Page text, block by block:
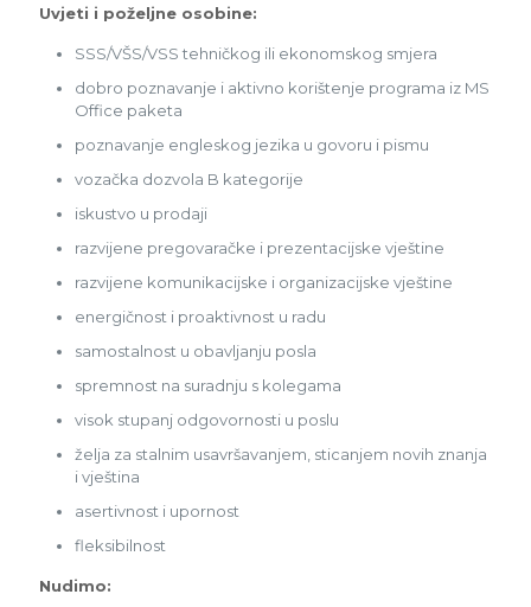
Uvjeti i poželjne osobine:
SSS/VŠS/VSS tehničkog ili ekonomskog smjera
dobro poznavanje i aktivno korištenje programa iz MS
Office paketa
poznavanje engleskog jezika u govoru i pismu
vozačka dozvola B kategorije
iskustvo u prodaji
razvijene pregovaračke i prezentacijske vještine
razvijene komunikacijske i organizacijske vještine
energičnost i proaktivnost u radu
samostalnost u obavljanju posla
spremnost na suradnju s kolegama
visok stupanj odgovornosti u poslu
želja za stalnim usavršavanjem, sticanjem novih znanja
i vještina
asertivnost i upornost
fleksibilnost
Nudimo: